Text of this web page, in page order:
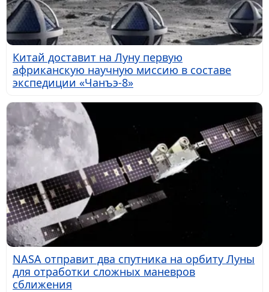
Китай доставит на Луну первую
африканскую научную миссию в составе
экспедиции «Чанъэ-8»
NASA отправит два спутника на орбиту Луны
для отработки сложных маневров
сближения